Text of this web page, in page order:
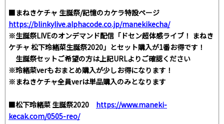
■まねきケチャ 生誕祭/記憶のカケラ特設ページ
https://blinkylive.alphacode.co.jp/manekikecha/
※生誕祭LIVEのオンデマンド配信「ドセン超体感ライブ！ まねき
ケチャ 松下玲緒菜生誕祭2020」とセット購入が1番お得です！
生誕祭セットご希望の方は上記URLよりご確認ください
※玲緒菜verもおまとめ購入が少しお得になります！
※まねきケチャ全員verは単品購入のみとなります
■松下玲緒菜 生誕祭2020 https://www.maneki-
kecak.com/0505-reo/